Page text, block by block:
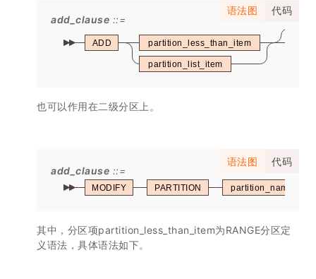
语法图 代码
add_clause
ADD partition_less_than_item
partition_list_item
也可以作用在二级分区上。
语法图 代码
add_clause
MODIFY PARTITION partition_name
其中，分区项partition_less_than_item为RANGE分区定
义语法，具体语法如下。